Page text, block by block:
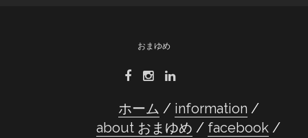
おまゆめ
ホーム
information
about おまゆめ
facebook